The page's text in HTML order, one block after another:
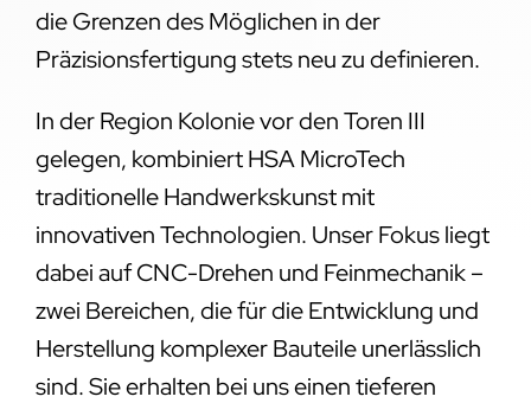
die Grenzen des Möglichen in der
Präzisionsfertigung stets neu zu definieren.
In der Region Kolonie vor den Toren III
gelegen, kombiniert HSA MicroTech
traditionelle Handwerkskunst mit
innovativen Technologien. Unser Fokus liegt
dabei auf CNC-Drehen und Feinmechanik –
zwei Bereichen, die für die Entwicklung und
Herstellung komplexer Bauteile unerlässlich
sind. Sie erhalten bei uns einen tieferen